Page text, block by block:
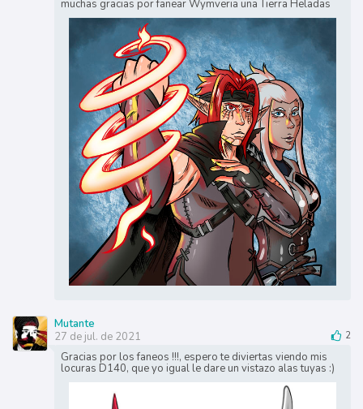
muchas gracias por fanear Wymveria una Tierra Heladas
Mutante
27 de jul. de 2021
2
Gracias por los faneos !!!, espero te diviertas viendo mis
locuras D140, que yo igual le dare un vistazo alas tuyas :)